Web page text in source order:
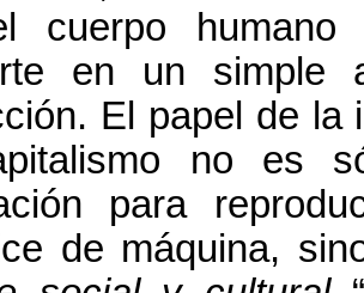
cuerpo
en un simple
El papel de la
no es
para
de máquina,